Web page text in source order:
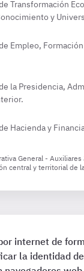
Transformación
y
Empleo, Formación
la Presidencia,
Hacienda y
General -
central y territorial de
internet de
la identidad